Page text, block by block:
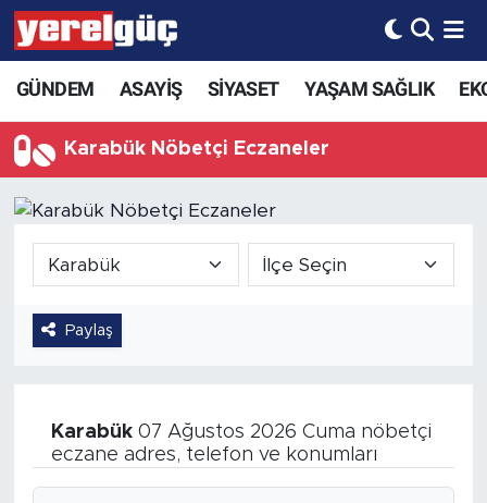
GÜNDEM ASAYİŞ SİYASET YAŞAM SAĞLIK
Karabük Nöbetçi Eczaneler
Paylaş
Karabük07 Ağustos 2026 Cuma nöbetçi
eczane adres, telefon ve konumları